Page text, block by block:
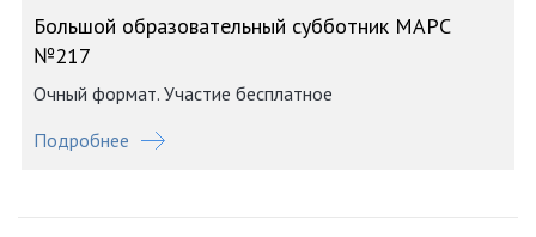
Большой образовательный субботник МАРС
№217
Очный формат. Участие бесплатное
Подробнее